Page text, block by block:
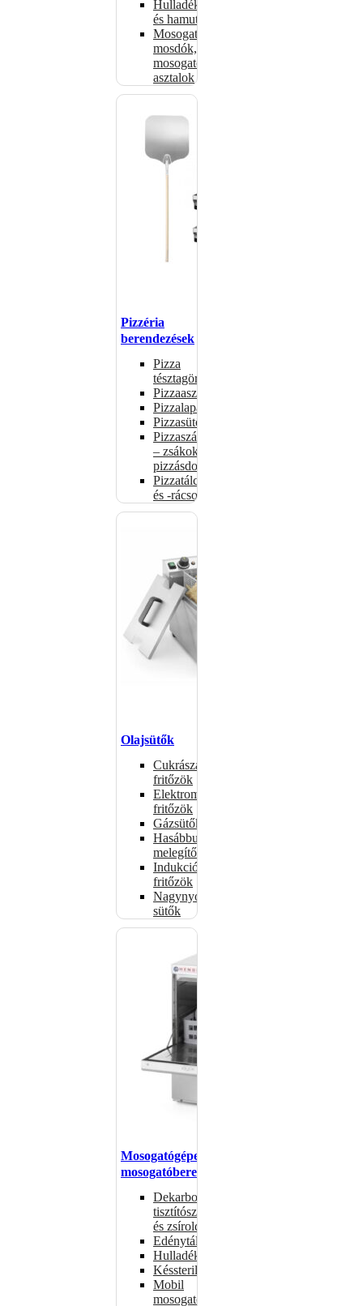
Hulladékkosarak
és hamutartók
Mosogatók,
mosdók,
mosogató
asztalok
Pizzéria
berendezések
Pizza
tésztagörgők
Pizzaasztalok
Pizzalapátok
Pizzasütők
Pizzaszállítás
– zsákok,
pizzásdobozok
Pizzatálcák
és -rácsok
Olajsütők
Cukrászati
fritőzök
Elektromos
fritőzök
Gázsütők
Hasábburgonya
melegítők
Indukciós
fritőzök
Nagynyomású
sütők
Mosogatógépek,
mosogatóberendezések
Dekarbonizáló
tisztítószerek
és zsíroldók
Edénytálcák
Hulladékdarálók
Késsterilizátorok
Mobil
mosogatók